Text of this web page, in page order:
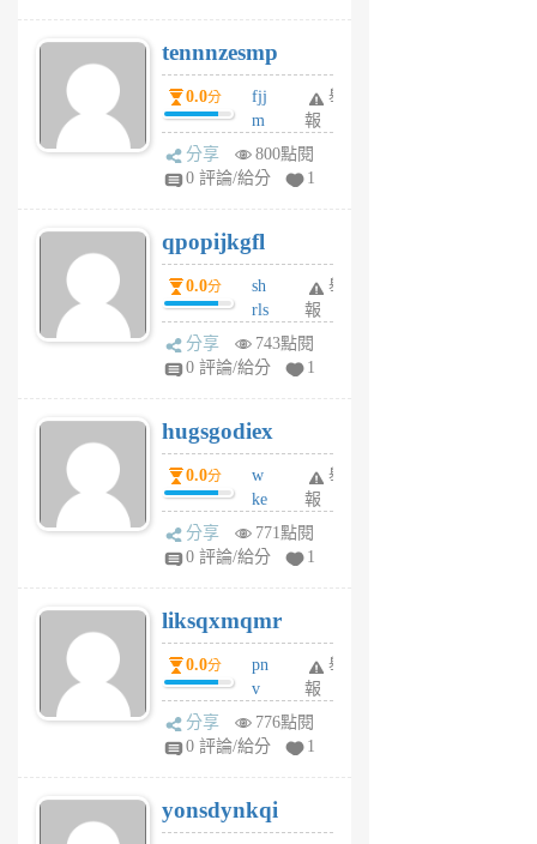
6
個
月
前
tennnzesmp
0.0分
fjj
m
w
rs
6
個
月
前
舉
報
分享
800點閱
0 評論/給分
1
qpopijkgfl
0.0分
sh
rls
k
m
6
個
月
前
舉
報
分享
743點閱
0 評論/給分
1
hugsgodiex
0.0分
w
ke
rv
pj
6
個
月
前
舉
報
分享
771點閱
0 評論/給分
1
liksqxmqmr
0.0分
pn
v
wt
sv
6
個
舉
報
分享
776點閱
0 評論/給分
1
yonsdynkqi